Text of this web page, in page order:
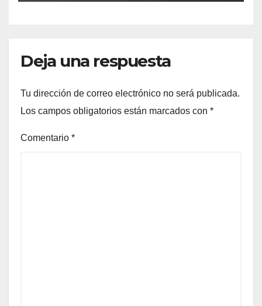
Deja una respuesta
Tu dirección de correo electrónico no será publicada.
Los campos obligatorios están marcados con *
Comentario *